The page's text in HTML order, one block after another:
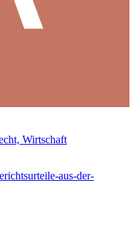
Wirtschaft
aus-der-